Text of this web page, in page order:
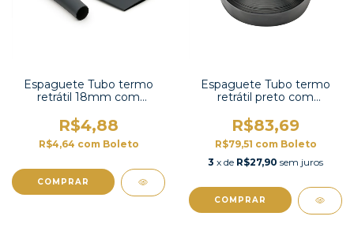
Espaguete Tubo termo
retrátil 18mm com
R$4,88
R$4,64 com Boleto
COMPRAR
Espaguete Tubo termo
retrátil preto com
R$83,69
R$79,51 com Boleto
3 x de R$27,90 sem juros
COMPRAR